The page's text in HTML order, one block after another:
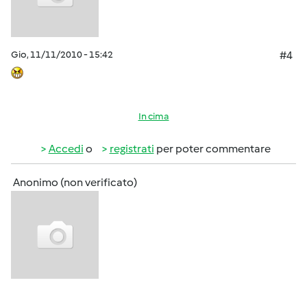
Gio, 11/11/2010 - 15:42 #4
In cima
Accedi o registrati per poter commentare
Anonimo (non verificato)